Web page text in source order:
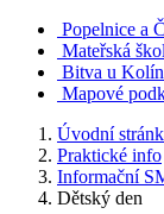
Popelnice a
Mateřská
Bitva u
Mapové
Úvodní
Praktické info
Informační
Dětský den